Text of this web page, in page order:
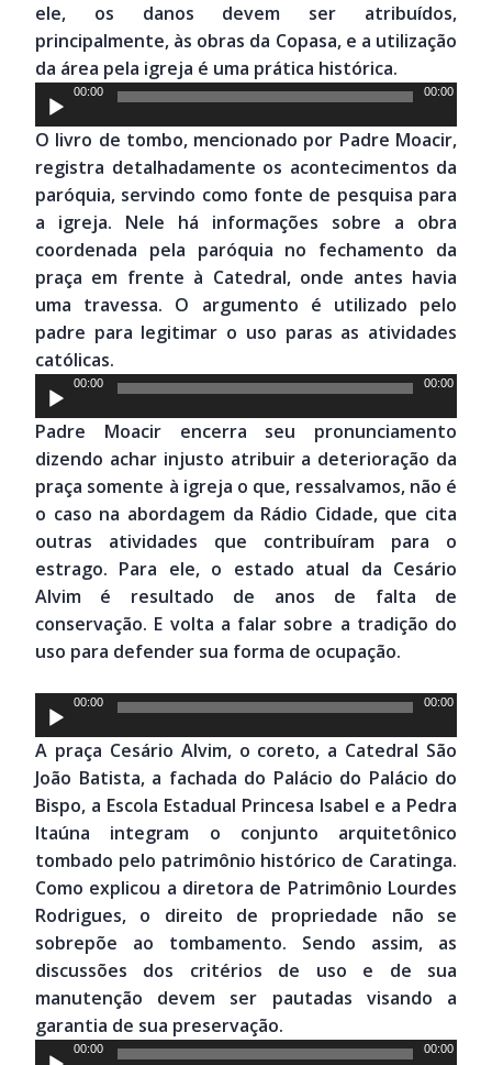
ele, os danos devem ser atribuídos,
principalmente, às obras da Copasa, e a utilização
da área pela igreja é uma prática histórica.
Tocador
de
áudio
00:00 00:00
O livro de tombo, mencionado por Padre Moacir,
registra detalhadamente os acontecimentos da
paróquia, servindo como fonte de pesquisa para
a igreja. Nele há informações sobre a obra
coordenada pela paróquia no fechamento da
praça em frente à Catedral, onde antes havia
uma travessa. O argumento é utilizado pelo
padre para legitimar o uso paras as atividades
católicas.
Tocador
de
áudio
00:00 00:00
Padre Moacir encerra seu pronunciamento
dizendo achar injusto atribuir a deterioração da
praça somente à igreja o que, ressalvamos, não é
o caso na abordagem da Rádio Cidade, que cita
outras atividades que contribuíram para o
estrago. Para ele, o estado atual da Cesário
Alvim é resultado de anos de falta de
conservação. E volta a falar sobre a tradição do
uso para defender sua forma de ocupação.
Tocador
de
áudio
00:00 00:00
A praça Cesário Alvim, o coreto, a Catedral São
João Batista, a fachada do Palácio do Palácio do
Bispo, a Escola Estadual Princesa Isabel e a Pedra
Itaúna integram o conjunto arquitetônico
tombado pelo patrimônio histórico de Caratinga.
Como explicou a diretora de Patrimônio Lourdes
Rodrigues, o direito de propriedade não se
sobrepõe ao tombamento. Sendo assim, as
discussões dos critérios de uso e de sua
manutenção devem ser pautadas visando a
garantia de sua preservação.
Tocador
00:00 00:00